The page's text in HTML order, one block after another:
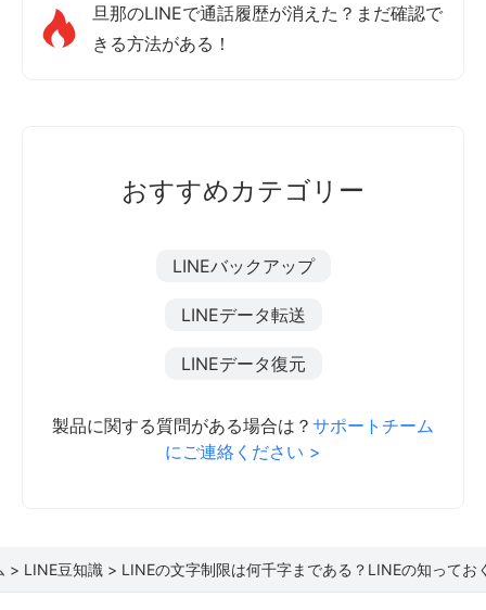
旦那のLINEで通話履歴が消えた？まだ確認で
きる方法がある！
おすすめカテゴリー
LINEバックアップ
LINEデータ転送
LINEデータ復元
製品に関する質問がある場合は？ サポートチーム
にご連絡ください >
> LINE豆知識 > LINEの文字制限は何千字まである？LINEの知ってお